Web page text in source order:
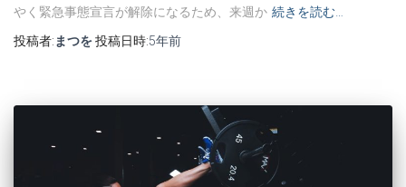
やく緊急事態宣言が解除になるため、来週か 続きを読む…
投稿者: まつを投稿日時:5年前